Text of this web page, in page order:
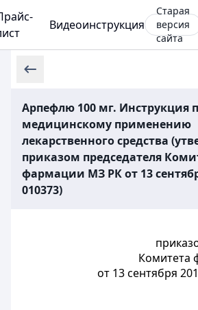
Видеоинструкция
Старая
версия
сайта
Арпефлю 100 мг. Инструкция
медицинскому применению
лекарственного средства
приказом председателя
фармации МЗ РК от 13
010373)
Комитета
от 13 сентября